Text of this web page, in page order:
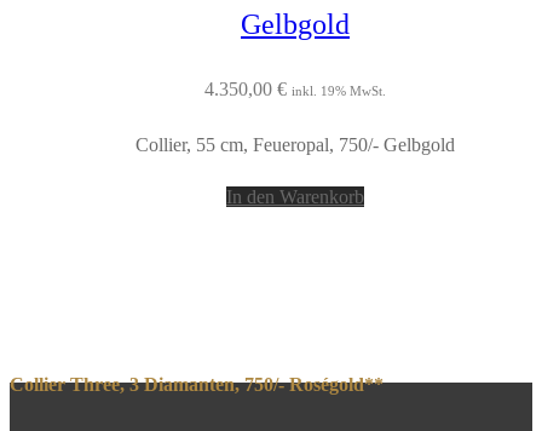
Gelbgold
4.350,00 € inkl. 19% MwSt.
Collier, 55 cm, Feueropal, 750/- Gelbgold
In den Warenkorb
Collier Three, 3 Diamanten, 750/- Roségold**